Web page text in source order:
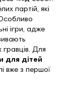
партій, які
ігри, адже
гравців. Для
для дітей
вже з першої